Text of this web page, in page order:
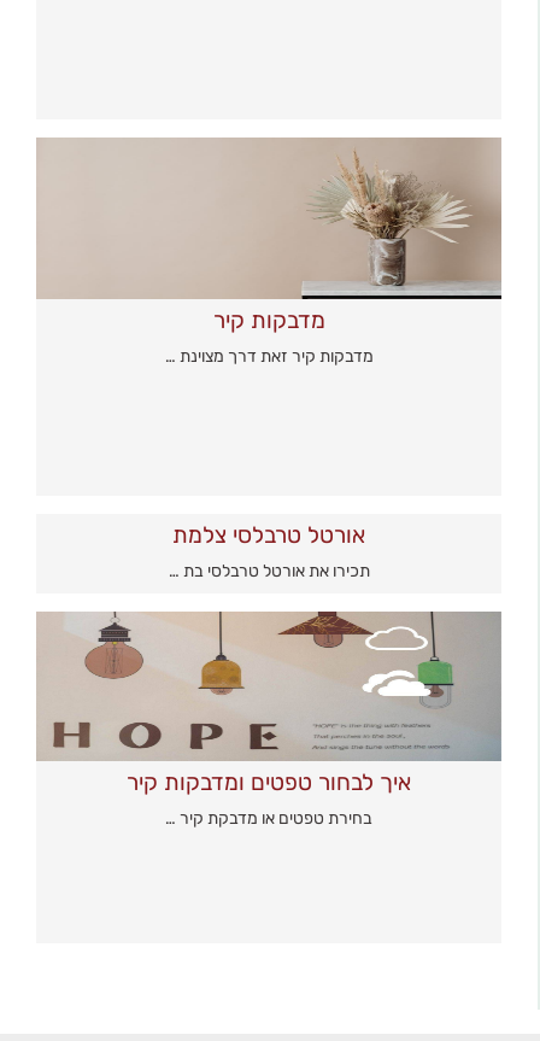
מדבקות קיר
מדבקות קיר זאת דרך מצוינת …
אורטל טרבלסי צלמת
תכירו את אורטל טרבלסי בת …
איך לבחור טפטים ומדבקות קיר
בחירת טפטים או מדבקת קיר …